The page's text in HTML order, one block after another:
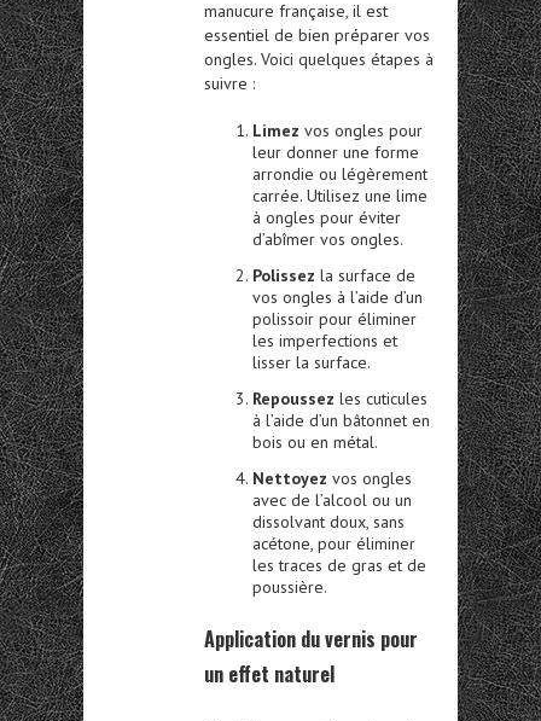
manucure française, il est
essentiel de bien préparer vos
ongles. Voici quelques étapes à
suivre :
Limez vos ongles pour
leur donner une forme
arrondie ou légèrement
carrée. Utilisez une lime
à ongles pour éviter
d’abîmer vos ongles.
Polissez la surface de
vos ongles à l’aide d’un
polissoir pour éliminer
les imperfections et
lisser la surface.
Repoussez les cuticules
à l’aide d’un bâtonnet en
bois ou en métal.
Nettoyez vos ongles
avec de l’alcool ou un
dissolvant doux, sans
acétone, pour éliminer
les traces de gras et de
poussière.
Application du vernis pour
un effet naturel